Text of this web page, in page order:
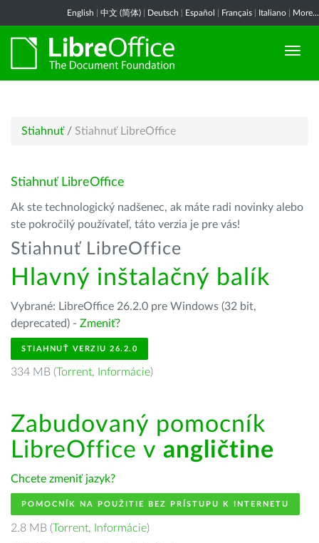
English 中文 (简体) Deutsch Español Français Italiano More...
Stiahnuť / Stiahnuť LibreOffice
Stiahnuť LibreOffice
Ak ste technologický nadšenec, ak máte radi novinky alebo
ste pokročilý používateľ, táto verzia je pre vás!
Stiahnuť LibreOffice
Hlavný inštalačný balík
Vybrané: LibreOffice 26.2.0 pre Windows (32 bit,
deprecated) - Zmeniť?
STIAHNUŤ VERZIU 26.2.0
334 MB (Torrent, Informácie)
Zabudovaný pomocník
LibreOffice v angličtine
Chcete zmeniť jazyk?
POMOCNÍK NA POUŽITIE BEZ PRÍSTUPU K INTERNETU
2.8 MB (Torrent, Informácie)